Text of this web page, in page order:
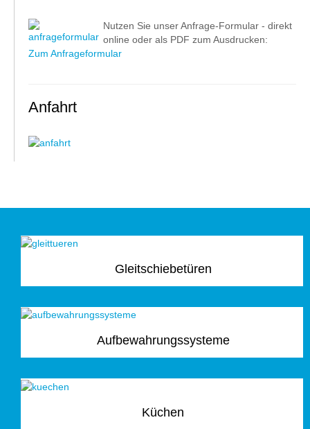
Nutzen Sie unser Anfrage-Formular - direkt
online oder als PDF zum Ausdrucken:
Zum Anfrageformular
Anfahrt
Gleitschiebetüren
Aufbewahrungssysteme
Küchen